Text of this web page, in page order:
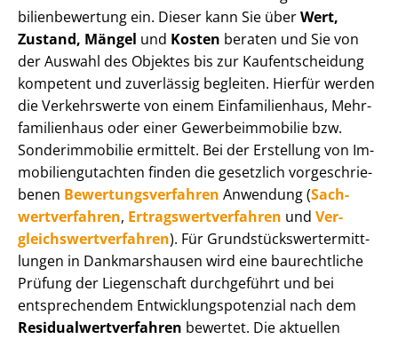
bi­li­en­be­wer­tung ein. Dieser kann Sie überWert,
Zustand, Mängel und Kosten beraten und Sie von
der Auswahl des Objektes bis zur Kauf­ent­schei­dung
kompetent und zuverlässig begleiten. Hierfür werden
die Verkehrswerte von einem Einfamilienhaus, Mehr­
fa­mi­li­en­haus oder einer Ge­wer­be­im­mo­bi­lie bzw.
Sonderimmobilie ermittelt. Bei der Erstellung von Im­
mo­bi­li­en­gut­ach­ten finden die gesetzlich vor­ge­schrie­
be­nen Be­wer­tungs­ver­fah­ren Anwendung (Sach­
wert­ver­fah­ren, Er­trags­wert­ver­fah­ren und Ver­
gleichs­wert­ver­fah­ren). Für Grund­stücks­wert­ermitt­
lun­gen in Dankmarshausen wird eine baurechtliche
Prüfung der Liegenschaft durchgeführt und bei
entsprechendem Ent­wick­lungs­po­ten­zi­al nach dem
Re­si­du­al­wert­ver­fah­ren bewertet. Die aktuellen